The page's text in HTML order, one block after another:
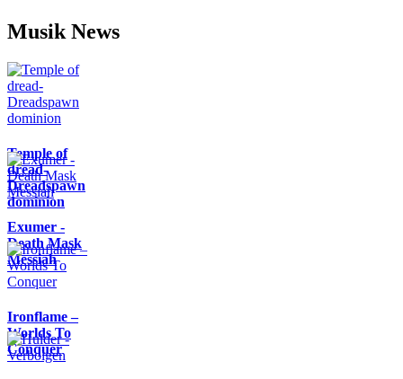
Musik News
Temple of
dread-
Dreadspawn
dominion
Exumer -
Death Mask
Messiah
Ironflame –
Worlds To
Conquer